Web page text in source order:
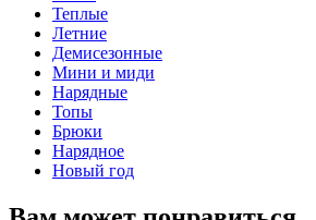
Теплые
Летние
Демисезонные
Мини и миди
Нарядные
Топы
Брюки
Нарядное
Новый год